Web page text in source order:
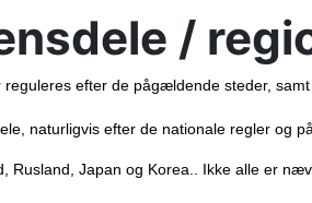
/
efter de pågældende steder,
naturligvis efter de nationale regler og
Japan og Korea.. Ikke alle er